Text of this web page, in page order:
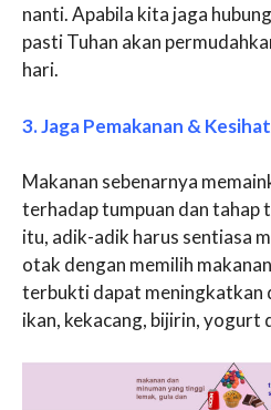
nanti. Apabila kita jaga
pasti Tuhan akan
hari.
3. Jaga Pemakanan &
Makanan sebenarnya
terhadap tumpuan dan tahap
itu, adik-adik harus sentiasa
otak dengan memilih
terbukti dapat meningkatkan
ikan, kekacang, bijirin, yogurt